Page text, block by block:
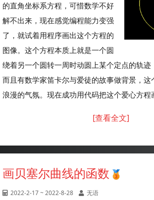
的直角坐标系方程，可惜数学不好
解不出来，现在感觉编程能力变强
了，就试着用程序画出这个方程的
图像。这个方程本质上就是一个圆
绕着另一个圆转一周时动圆上某个定点的轨迹
而且有数学家笛卡尔与爱徒的故事做背景，这
浪漫的气氛。现在成功用代码把这个爱心方程
[查看全文]
画贝塞尔曲线的函数
2022-2-17 ~ 2022-8-28 无语